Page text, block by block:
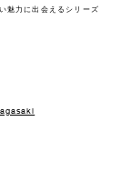
魅力に出会えるシリーズ